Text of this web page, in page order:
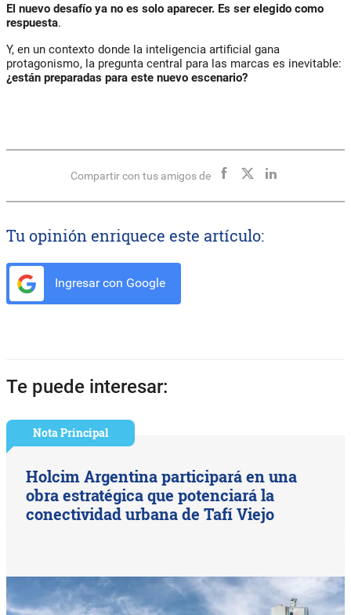
El nuevo desafío ya no es solo aparecer. Es ser elegido como
respuesta.
Y, en un contexto donde la inteligencia artificial gana
protagonismo, la pregunta central para las marcas es inevitable:
¿están preparadas para este nuevo escenario?
Compartir con tus amigos de
Tu opinión enriquece este artículo:
Ingresar con Google
Te puede interesar:
Nota Principal
Holcim Argentina participará en una
obra estratégica que potenciará la
conectividad urbana de Tafí Viejo